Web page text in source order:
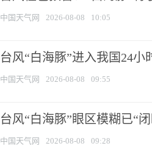
中国天气网 2026-08-08 10:05
台风“白海豚”进入我国24
中国天气网 2026-08-08 09:55
台风“白海豚”眼区模糊已“
中国天气网 2026-08-08 09:28